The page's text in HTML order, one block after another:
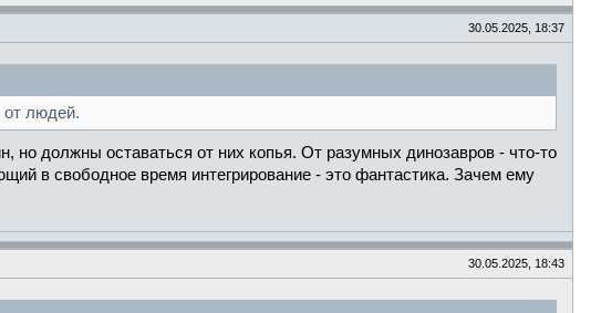
30.05.2025, 18:37
от людей.
должны оставаться от них копья. От разумных динозавров - что-то
в свободное время интегрирование - это фантастика. Зачем ему
30.05.2025, 18:43